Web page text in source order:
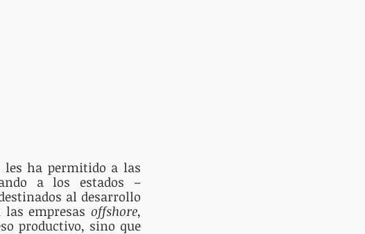
ha permitido a las
a los estados –
al desarrollo
empresas offshore,
productivo, sino que